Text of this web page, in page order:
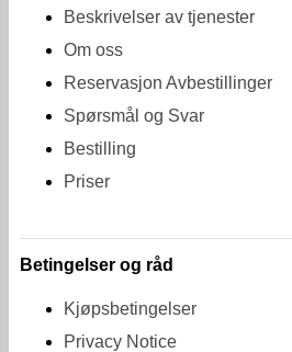
Beskrivelser av tjenester
Om oss
Reservasjon Avbestillinger
Spørsmål og Svar
Bestilling
Priser
Betingelser og råd
Kjøpsbetingelser
Privacy Notice